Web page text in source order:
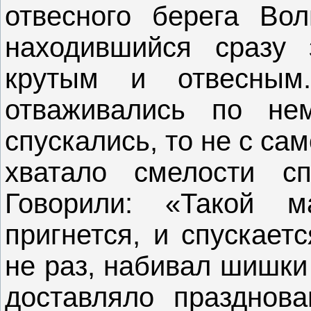
отвесного берега
находившийся
крутым и
отваживались по
спускались, то не с
хватало смелости
Говорили: «Такой
пригнется, и
не раз, набивал
доставляло